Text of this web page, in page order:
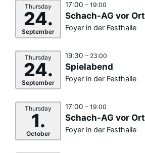
Thursday
24.
September
17:00 – 19:00
Schach-AG vor Ort
Foyer in der Festhalle
Thursday
24.
September
19:30 – 23:00
Spielabend
Foyer in der Festhalle
Thursday
1.
October
17:00 – 19:00
Schach-AG vor Ort
Foyer in der Festhalle